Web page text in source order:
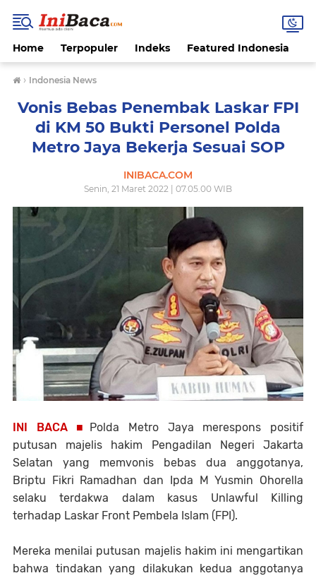
Home Terpopuler Indeks Featured Indonesia
› Indonesia News
Vonis Bebas Penembak Laskar FPI
di KM 50 Bukti Personel Polda
Metro Jaya Bekerja Sesuai SOP
INIBACA.COM
Senin, 21 Maret 2022 | 07.05.00 WIB
INI BACA ■ Polda Metro Jaya merespons positif
putusan majelis hakim Pengadilan Negeri Jakarta
Selatan yang memvonis bebas dua anggotanya,
Briptu Fikri Ramadhan dan Ipda M Yusmin Ohorella
selaku terdakwa dalam kasus Unlawful Killing
terhadap Laskar Front Pembela Islam (FPI).
Mereka menilai putusan majelis hakim ini mengartikan
bahwa tindakan yang dilakukan kedua anggotanya